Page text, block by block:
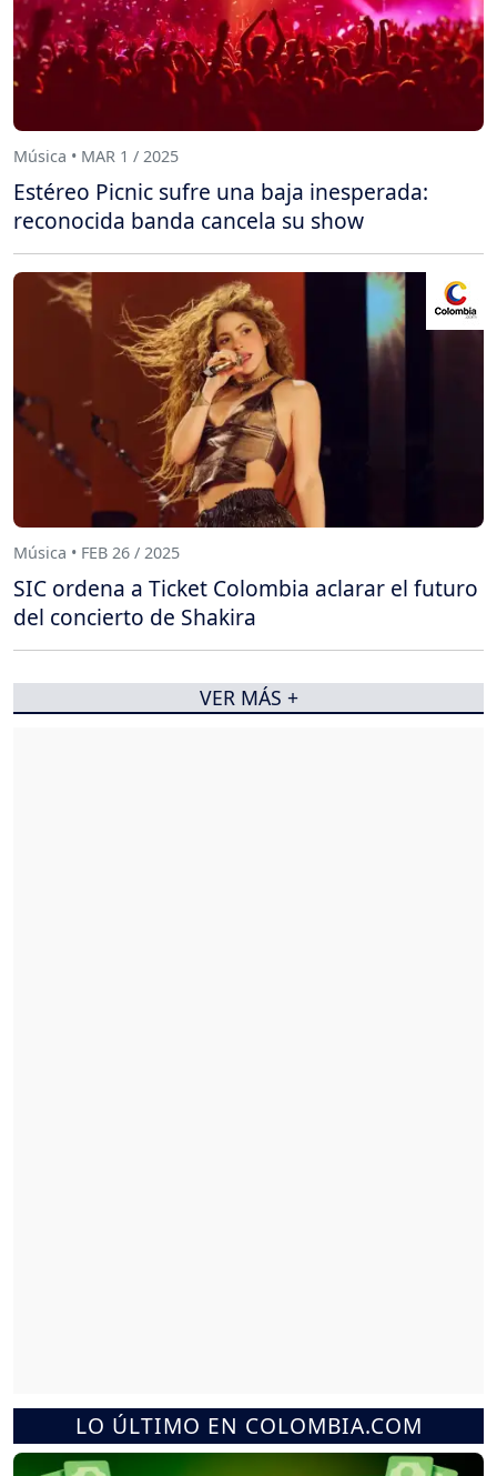
LO ÚLTIMO EN COLOMBIA.COM
Música • MAR 1 / 2025
Estéreo Picnic sufre una baja inesperada:
reconocida banda cancela su show
Música • FEB 26 / 2025
SIC ordena a Ticket Colombia aclarar el futuro
del concierto de Shakira
VER MÁS +